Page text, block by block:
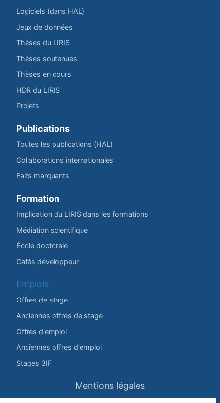
Logiciels (dans HAL)
Jeux de données
Thèses du LIRIS
Thèses soutenues
Thèses en cours
HDR du LIRIS
Projets
Publications
Toutes les publications (HAL)
Collaborations internationales
Faits marquants
Formation
Implication du LIRIS dans les formations
Médiation scientifique
École doctorale
Cafés développeur
Emplois
Offres de stage
Anciennes offres de stage
Offres d'emploi
Anciennes offres d'emploi
Stages 3IF
Mentions légales